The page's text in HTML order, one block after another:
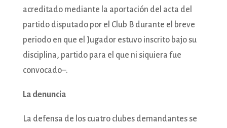
acreditado mediante la aportación del acta del
partido disputado por el Club B durante el breve
periodo en que el Jugador estuvo inscrito bajo su
disciplina, partido para el que ni siquiera fue
convocado–.
La denuncia
La defensa de los cuatro clubes demandantes se